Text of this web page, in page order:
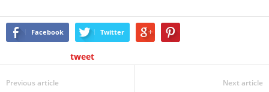
Facebook Twitter
tweet
Previous article Next article